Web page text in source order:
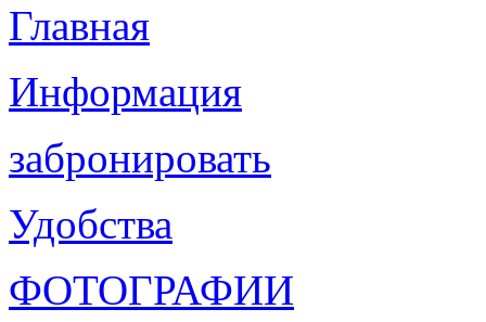
Главная
Информация
забронировать
Удобства
ФОТОГРАФИИ